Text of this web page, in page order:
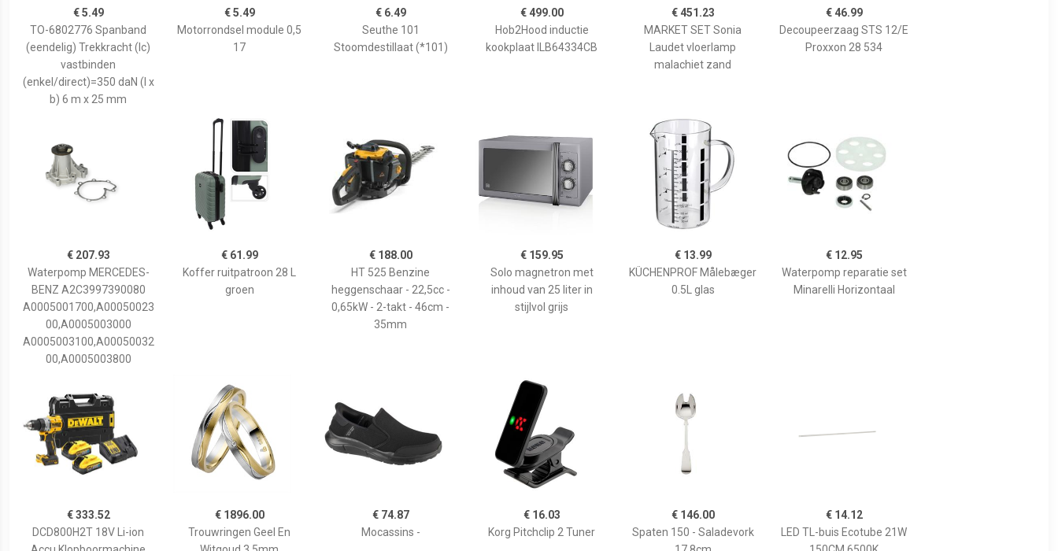
€ 5.49
TO-6802776 Spanband
(eendelig) Trekkracht (lc)
vastbinden
(enkel/direct)=350 daN (l x
b) 6 m x 25 mm
€ 5.49
Motorrondsel module 0,5
17
€ 6.49
Seuthe 101
Stoomdestillaat (*101)
€ 499.00
Hob2Hood inductie
kookplaat ILB64334CB
€ 451.23
MARKET SET Sonia
Laudet vloerlamp
malachiet zand
€ 46.99
Decoupeerzaag STS 12/E
Proxxon 28 534
€ 207.93
Waterpomp MERCEDES-
BENZ A2C3997390080
A0005001700,A00050023
00,A0005003000
A0005003100,A00050032
00,A0005003800
€ 61.99
Koffer ruitpatroon 28 L
groen
€ 188.00
HT 525 Benzine
heggenschaar - 22,5cc -
0,65kW - 2-takt - 46cm -
35mm
€ 159.95
Solo magnetron met
inhoud van 25 liter in
stijlvol grijs
€ 13.99
KÜCHENPROF Målebæger
0.5L glas
€ 12.95
Waterpomp reparatie set
Minarelli Horizontaal
€ 333.52
DCD800H2T 18V Li-ion
€ 1896.00
Trouwringen Geel En
€ 74.87
Mocassins -
€ 16.03
Korg Pitchclip 2 Tuner
€ 146.00
Spaten 150 - Saladevork
€ 14.12
LED TL-buis Ecotube 21W